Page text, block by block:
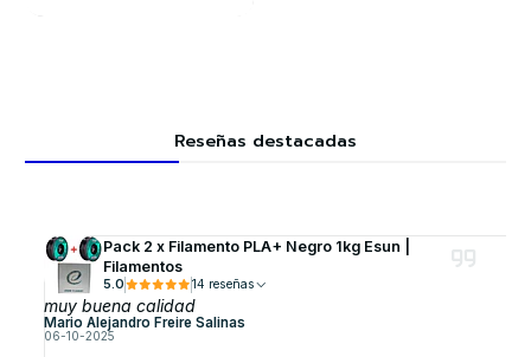
Reseñas destacadas
Pack 2 x Filamento PLA+ Negro 1kg Esun |
Filamentos
5.0 14 reseñas
muy buena calidad
Mario Alejandro Freire Salinas
06-10-2025